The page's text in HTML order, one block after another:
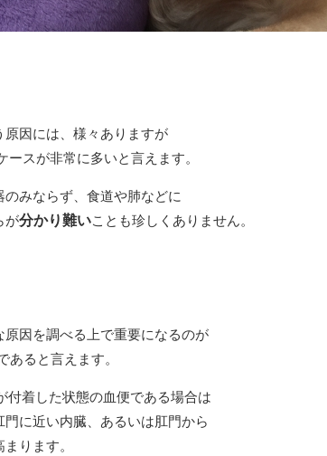
原因には、様々ありますが
ースが非常に多いと言えます。
みならず、食道や肺などに
が分かり難いことも珍しくありません。
原因を調べる上で重要になるのが
あると言えます。
付着した状態の血便である場合は
に近い内臓、あるいは肛門から
ります。